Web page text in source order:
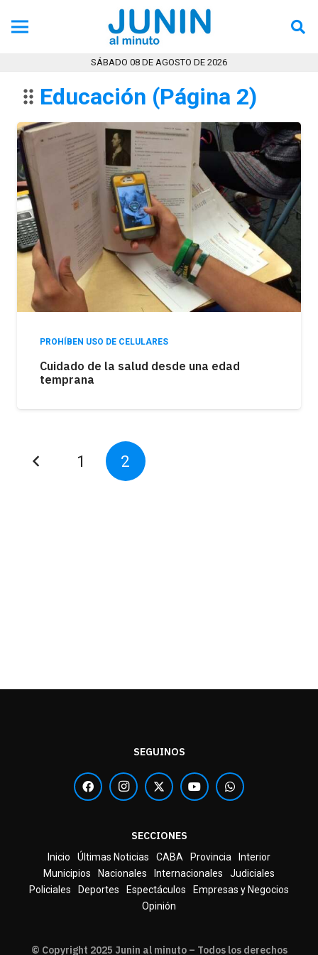
Tendencia
Ultimas Noticias
SÁBADO 08 DE AGOSTO DE 2026
drag_indicator Educación (Página 2)
PROHÍBEN USO DE CELULARES
Cuidado de la salud desde una edad
temprana
1 2
SEGUINOS
SECCIONES
Inicio Últimas Noticias CABA Provincia
Interior
Municipios
Nacionales Internacionales
Judiciales
Policiales
Deportes Espectáculos
Empresas y Negocios
Opinión
© Copyright 2025 Junin al minuto – Todos los derechos